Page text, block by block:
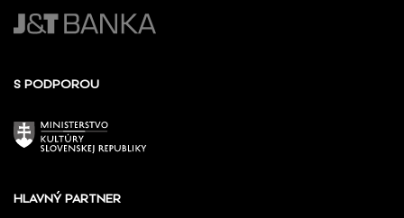
S PODPOROU
HLAVNÝ PARTNER